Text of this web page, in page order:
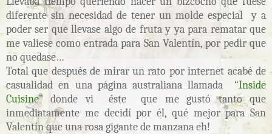
diferente sin necesidad de tener un molde especial y a
poder ser que llevase algo de fruta y ya para rematar que
me valiese como entrada para San Valentín, por pedir que
no quedase…
Total que después de mirar un rato por internet acabé de
casualidad en una página australiana llamada “Inside
Cuisine” donde vi éste que me gustó tanto que
inmediatamente me decidí por él, qué mejor para San
Valentín que una rosa gigante de manzana eh!